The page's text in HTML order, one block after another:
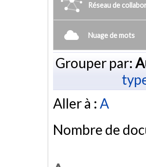
Réseau de
Nuage de mots
Grouper par:
Aller à : A
Nombre de